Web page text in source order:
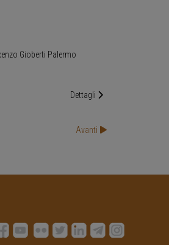
Gioberti Palermo
Dettagli
Avanti